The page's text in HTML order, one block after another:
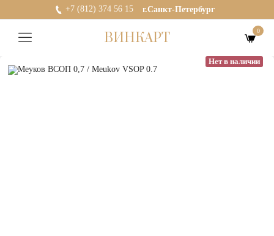
+7 (812) 374 56 15 г.Санкт-Петербург
ВИНКАРТ 0
Нет в наличии